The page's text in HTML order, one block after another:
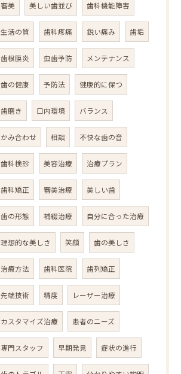
審美 美しい歯並び 歯科機能障害
生活の質 歯科疼痛 鋭い痛み 歯垢
歯根膜炎 虫歯予防 メンテナンス
歯の健康 予防法 健康的に保つ
歯磨き 口内環境 バランス
かみ合わせ 相談 不快な歯の音
歯科検診 美容治療 治療プラン
歯科矯正 審美治療 美しい歯
歯の形態 補綴治療 自分に合った治療
理想的な美しさ 笑顔 歯の美しさ
治療方法 歯科医院 歯列矯正
先端技術 精度 レーザー治療
カスタマイズ治療 患者のニーズ
専門スタッフ 早期発見 症状の進行